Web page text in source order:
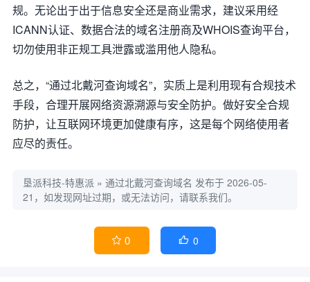
规。无论出于出于信息安全还是商业需求，建议采用经
ICANN认证、数据合法的域名注册商及WHOIS查询平台，
切勿使用非正规工具泄露或滥用他人隐私。
总之，“通过北戴河查询域名”，实质上是利用现有合规技术
手段，合理开展网络资源溯源与安全防护。做好安全合规
防护，让互联网环境更加健康有序，这是每个网络使用者
应尽的责任。
垦派科技-特惠派 » 通过北戴河查询域名 发布于 2026-05-
21，如发现网址过期，或无法访问，请联系我们。
 0  0